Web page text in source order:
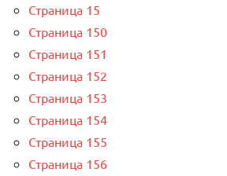
Страница 15
Страница 150
Страница 151
Страница 152
Страница 153
Страница 154
Страница 155
Страница 156